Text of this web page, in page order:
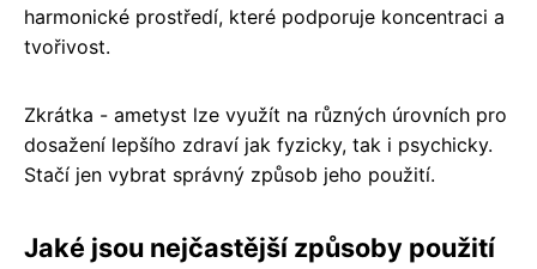
harmonické prostředí, které podporuje koncentraci a
tvořivost.
Zkrátka - ametyst lze využít na různých úrovních pro
dosažení lepšího zdraví jak fyzicky, tak i psychicky.
Stačí jen vybrat správný způsob jeho použití.
Jaké jsou nejčastější způsoby použití